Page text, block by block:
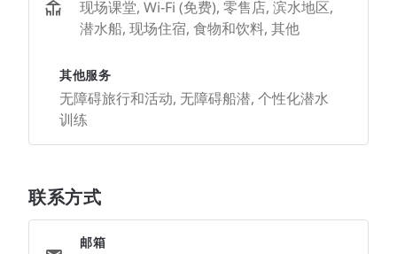
现场课堂, Wi-Fi (免费), 零售店, 滨水地区,
潜水船, 现场住宿, 食物和饮料, 其他
其他服务
无障碍旅行和活动, 无障碍船潜, 个性化潜水
训练
联系方式
邮箱